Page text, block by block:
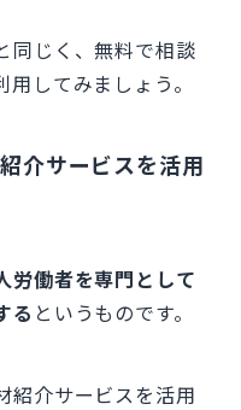
同じく、無料で相談
してみましょう。
介サービスを活用
労働者を専門として
る というものです。
紹介サービスを活用